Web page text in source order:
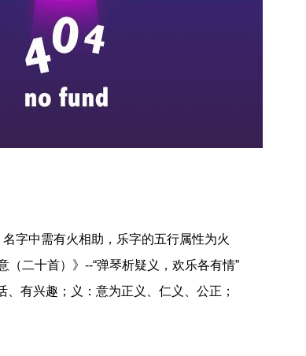
字中需有火相助，乐字的五行属性为火
（二十首）》--“弹琴析疑义，欢乐各有情”
、有兴趣；义：意为正义、仁义、公正；